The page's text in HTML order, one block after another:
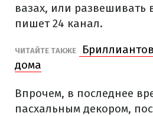
вазах, или
пишет 24 канал.
ЧИТАЙТЕ ТАКЖЕ
дома
Впрочем, в последнее
пасхальным декором,